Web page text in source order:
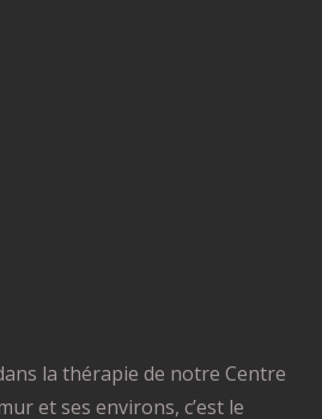
la thérapie de notre Centre
et ses environs, c’est le